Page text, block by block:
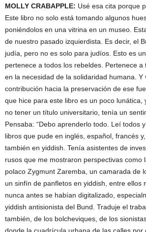
MOLLY CRABAPPLE: Usé esa cita porque
Este libro no solo está tomando algunos
poniéndolos en una vitrina en un museo.
de nuestro pasado izquierdista. Es decir, el
judía, pero no es solo para judíos. Esto es
pertenece a todos los rebeldes. Pertenece a
en la necesidad de la solidaridad humana. Y
contribución hacia la preservación de ese
que hice para este libro es un poco lunática,
no tener un título universitario, tenía un
Pensaba: “Debo aprenderlo todo. Leí todos
libros que pude en inglés, español, francés
también en yiddish. Tenía asistentes de
rusos que me mostraron perspectivas como
polaco Zygmunt Zaremba, un camarada de
un sinfín de panfletos en yiddish, entre ellos
nunca antes se habían digitalizado,
yiddish antisionista del Bund. Traduje el
también, de los bolcheviques, de los